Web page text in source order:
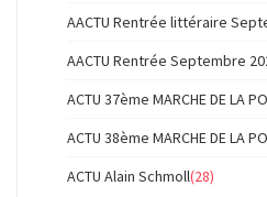
AACTU Rentrée littéraire
AACTU Rentrée Septembre
ACTU 37ème MARCHE DE LA
ACTU 38ème MARCHE DE LA
ACTU Alain Schmoll(28)